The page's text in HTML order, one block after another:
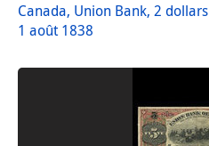
Canada, Union Bank, 2 dollars
1 août 1838